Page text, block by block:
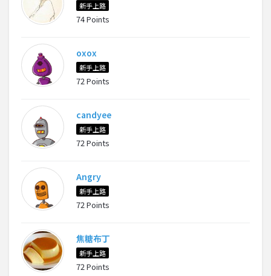
新手上路
74 Points
oxox
新手上路
72 Points
candyee
新手上路
72 Points
Angry
新手上路
72 Points
焦糖布丁
新手上路
72 Points